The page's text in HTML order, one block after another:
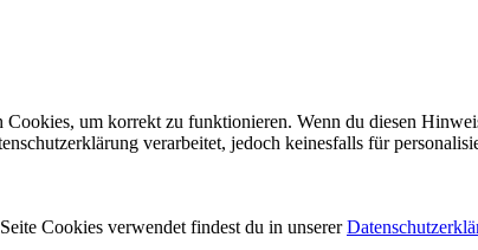
Cookies, um korrekt zu funktionieren. Wenn du diesen
verarbeitet, jedoch keinesfalls für
Cookies verwendet findest du in unserer